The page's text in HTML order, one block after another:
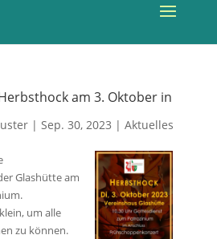
am 3. Oktober in
| Sep. 30, 2023 | Aktuelles
Glashütte am
um alle
zu können.